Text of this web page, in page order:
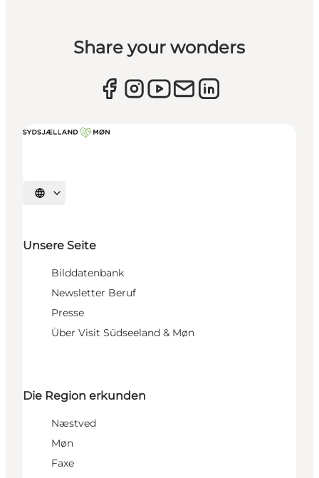
Share your wonders
Sprache auswählen
Unsere Seite
Bilddatenbank
Newsletter Beruf
Presse
Über Visit Südseeland & Møn
Die Region erkunden
Næstved
Møn
Faxe